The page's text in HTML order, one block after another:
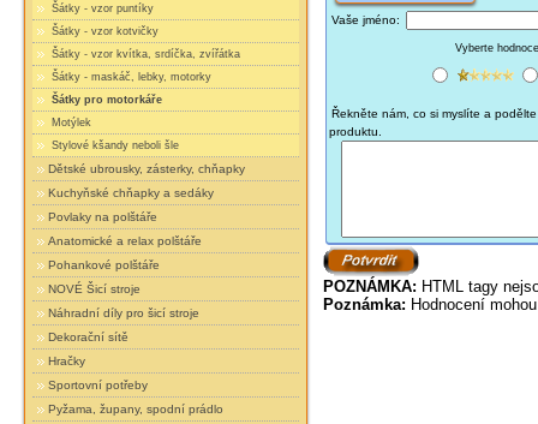
Šátky - vzor puntíky
Šátky - vzor kotvičky
Šátky - vzor kvítka, srdíčka, zvířátka
Šátky - maskáč, lebky, motorky
Šátky pro motorkáře
Motýlek
Stylové kšandy neboli šle
Dětské ubrousky, zásterky, chňapky
Kuchyňské chňapky a sedáky
Povlaky na polštáře
Anatomické a relax polštáře
Pohankové polštáře
NOVÉ Šicí stroje
Náhradní díly pro šicí stroje
Dekorační sítě
Hračky
Sportovní potřeby
Pyžama, župany, spodní prádlo
Vaše jméno:
Vyberte
Řekněte nám, co si myslíte a
produktu.
POZNÁMKA: HTML tagy
Poznámka: Hodnocení